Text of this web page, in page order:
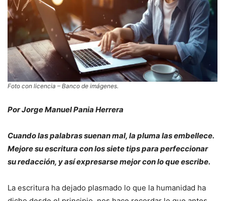
Foto con licencia – Banco de imágenes.
Por Jorge Manuel Pania Herrera
Cuando las palabras suenan mal, la pluma las embellece.
Mejore su escritura con los siete tips para perfeccionar
su redacción, y así expresarse mejor con lo que escribe.
La escritura ha dejado plasmado lo que la humanidad ha